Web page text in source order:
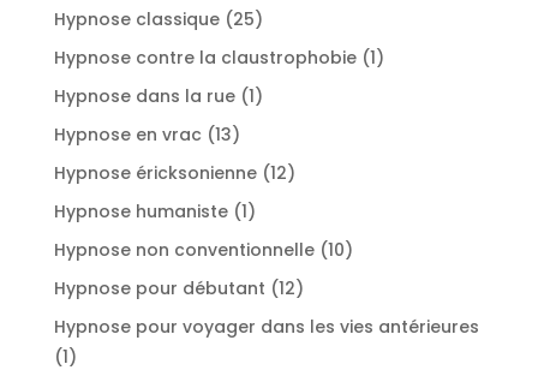
Hypnose classique 2525
produits
Hypnose contre la claustrophobie 11
Hypnose dans la rue 11
Hypnose en vrac 1313
produits
Hypnose éricksonienne 1212
Hypnose humaniste 11
produit
Hypnose non conventionnelle 1010
Hypnose pour débutant 1212
produits
Hypnose pour voyager dans les vies antérieures
11